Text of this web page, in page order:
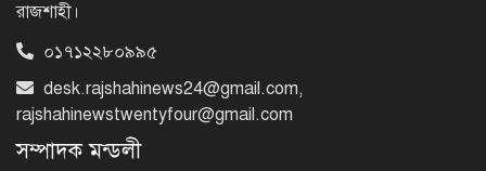
মন্তব্য থেকে ইউ-টার্ন কঙ্গনা রনৌতের
রাজশাহী।
০১৭১২২৮০৯৯৫
desk.rajshahinews24@gmail.com,
rajshahinewstwentyfour@gmail.com
সম্পাদক মন্ডলী